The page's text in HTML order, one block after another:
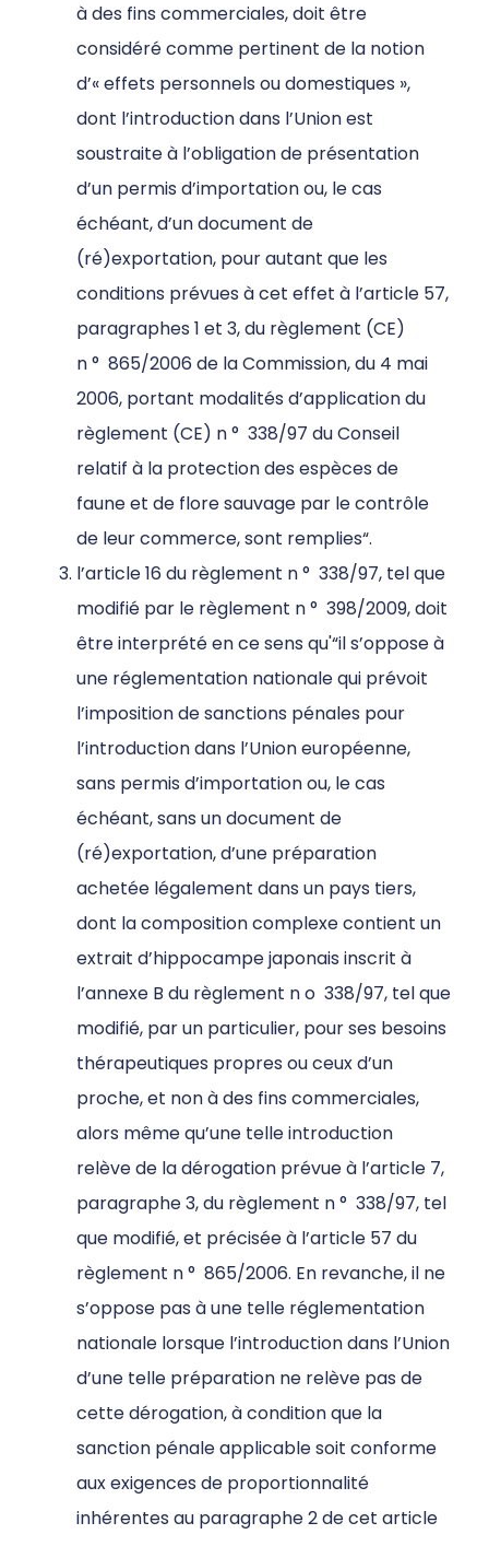
à des fins commerciales, doit être
considéré comme pertinent de la notion
d’« effets personnels ou domestiques »,
dont l’introduction dans l’Union est
soustraite à l’obligation de présentation
d’un permis d’importation ou, le cas
échéant, d’un document de
(ré)exportation, pour autant que les
conditions prévues à cet effet à l’article 57,
paragraphes 1 et 3, du règlement (CE)
n° 865/2006 de la Commission, du 4 mai
2006, portant modalités d’application du
règlement (CE) n° 338/97 du Conseil
relatif à la protection des espèces de
faune et de flore sauvage par le contrôle
de leur commerce, sont remplies“.
l’article 16 du règlement n° 338/97, tel que
modifié par le règlement n° 398/2009,doit
être interprété en ce sens qu'“il s’oppose à
une réglementation nationale qui prévoit
l’imposition de sanctions pénales pour
l’introduction dans l’Union européenne,
sans permis d’importation ou, le cas
échéant, sans un document de
(ré)exportation, d’une préparation
achetée légalement dans un pays tiers,
dont la composition complexe contient un
extrait d’hippocampe japonais inscrit à
l’annexe B du règlement no 338/97, tel que
modifié, par un particulier, pour ses besoins
thérapeutiques propres ou ceux d’un
proche, et non à des fins commerciales,
alors même qu’une telle introduction
relève de la dérogation prévue à l’article 7,
paragraphe 3, du règlement n° 338/97, tel
que modifié, et précisée à l’article 57 du
règlement n° 865/2006. En revanche, il ne
s’oppose pas à une telle réglementation
nationale lorsque l’introduction dans l’Union
d’une telle préparation ne relève pas de
cette dérogation, à condition que la
sanction pénale applicable soit conforme
aux exigences de proportionnalité
inhérentes au paragraphe 2 de cet article